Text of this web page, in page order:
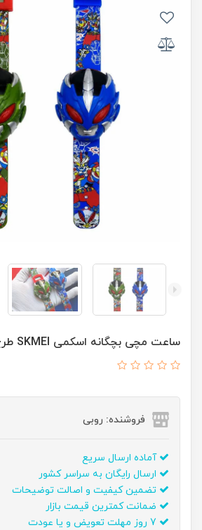
ساعت مچی بچگانه اسکمی SKMEI طرح مرد عنکبوتی
فروشنده: روبی
آماده ارسال سریع
ارسال رایگان به سراسر کشور
تضمین کیفیت و اصالت توضیحات
ضمانت کمترین قیمت بازار